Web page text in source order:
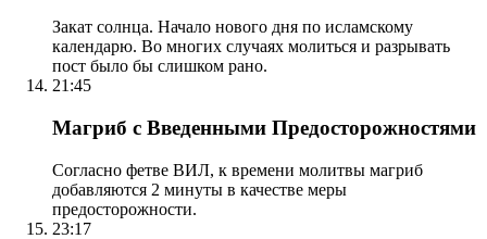
Закат солнца. Начало нового дня по исламскому
календарю. Во многих случаях молиться и разрывать
пост было бы слишком рано.
21:45
Магриб с Введенными Предосторожностями
Согласно фетве ВИЛ, к времени молитвы магриб
добавляются 2 минуты в качестве меры
предосторожности.
23:17